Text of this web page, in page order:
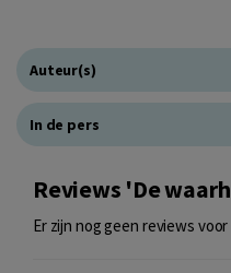
Auteur(s)
In de pers
Reviews 'De
Er zijn nog geen reviews